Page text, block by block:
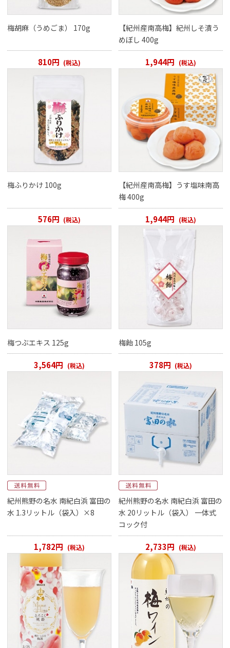
梅胡麻（うめごま） 170g
810円 (税込)
【紀州産南高梅】紀州しそ漬う
めぼし 400g
1,944円 (税込)
梅ふりかけ 100g
576円 (税込)
【紀州産南高梅】うす塩味南高
梅 400g
1,944円 (税込)
梅つぶエキス 125g
3,564円 (税込)
梅飴 105g
378円 (税込)
紀州熊野の名水 南紀白浜 富田の
水 1.3リットル（袋入）×8
1,782円 (税込)
紀州熊野の名水 南紀白浜 富田の
水 20リットル（袋入） 一体式
コック付
2,733円 (税込)